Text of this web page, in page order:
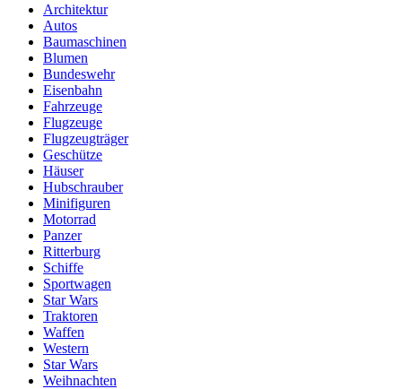
Architektur
Autos
Baumaschinen
Blumen
Bundeswehr
Eisenbahn
Fahrzeuge
Flugzeuge
Flugzeugträger
Geschütze
Häuser
Hubschrauber
Minifiguren
Motorrad
Panzer
Ritterburg
Schiffe
Sportwagen
Star Wars
Traktoren
Waffen
Western
Star Wars
Weihnachten